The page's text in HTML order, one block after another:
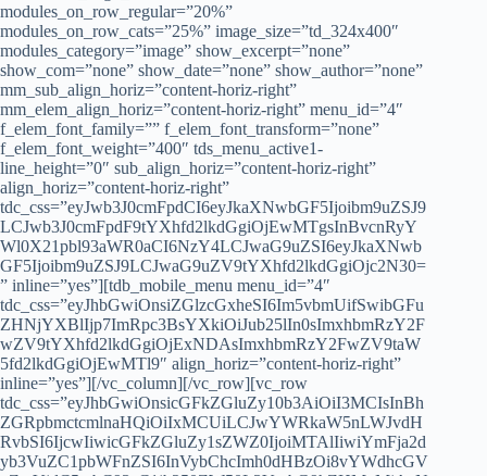
modules_on_row_regular=”20%”
modules_on_row_cats=”25%” image_size=”td_324x400″
modules_category=”image” show_excerpt=”none”
show_com=”none” show_date=”none” show_author=”none”
mm_sub_align_horiz=”content-horiz-right”
mm_elem_align_horiz=”content-horiz-right” menu_id=”4″
f_elem_font_family=”” f_elem_font_transform=”none”
f_elem_font_weight=”400″ tds_menu_active1-
line_height=”0″ sub_align_horiz=”content-horiz-right”
align_horiz=”content-horiz-right”
tdc_css=”eyJwb3J0cmFpdCI6eyJkaXNwbGF5Ijoibm9uZSJ9
LCJwb3J0cmFpdF9tYXhfd2lkdGgiOjEwMTgsInBvcnRyY
Wl0X21pbl93aWR0aCI6NzY4LCJwaG9uZSI6eyJkaXNwb
GF5Ijoibm9uZSJ9LCJwaG9uZV9tYXhfd2lkdGgiOjc2N30=
” inline=”yes”][tdb_mobile_menu menu_id=”4″
tdc_css=”eyJhbGwiOnsiZGlzcGxheSI6Im5vbmUifSwibGFu
ZHNjYXBlIjp7ImRpc3BsYXkiOiJub25lIn0sImxhbmRzY2F
wZV9tYXhfd2lkdGgiOjExNDAsImxhbmRzY2FwZV9taW
5fd2lkdGgiOjEwMTl9″ align_horiz=”content-horiz-right”
inline=”yes”][/vc_column][/vc_row][vc_row
tdc_css=”eyJhbGwiOnsicGFkZGluZy10b3AiOiI3MCIsInBh
ZGRpbmctcmlnaHQiOiIxMCUiLCJwYWRkaW5nLWJvdH
RvbSI6IjcwIiwicGFkZGluZy1sZWZ0IjoiMTAlIiwiYmFja2d
yb3VuZC1pbWFnZSI6InVybChcImh0dHBzOi8vYWdhcGV